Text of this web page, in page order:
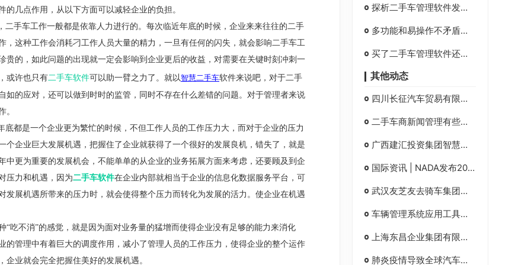
的几点作用，从以下方面可以减轻企业的负担。
手车工作一般都是依靠人力进行的。每次临近年底的时候，企业来来往往的二手
，这种工作会消耗刁工作人员大量的精力，一旦有任何的闪失，就会影响二手车工
贵的，如此问题的出现就一定会影响到企业更后的收益，对需要在关键时刻冲刺一
或许也只有二手车软件可以助一臂之力了。就以智慧二手车软件来说吧，对于二手
如的应对，还可以做到时时的监管，同时不存在什么差错的问题。对于管理者来说
。
都是一个企业更为繁忙的时候，不但工作人员的工作压力大，而对于企业的压力
个企业巨大发展机遇，把握住了企业就获得了一个很好的发展良机，错失了，就是
中更为重要的发展机会，不能单单的从企业的业务拓展方面来考虑，还要顾及到企
压力和机遇，因为二手车软件在企业内部就相当于企业的信息化数据服务平台，可
发展机遇所带来的压力时，就会使得整个压力而转化为发展的活力。使企业在机遇
“吃不消”的感觉，就是因为面对业务量的猛增而使得企业没有足够的能力来消化
的管理中有着巨大的调度作用，减小了管理人员的工作压力，使得企业的整个运作
业就会完全把握住美好的发展机遇。
探析二手车管理软件发展的下一个风口：AI人工智能技术
多功能和易操作不矛盾！二手车管理软件这样设计才合理
买了二手车管理软件还要请高手来操作？你可以有更好的选择
其他动态
四川长征汽车贸易有限公司智慧二手车数字化系统解决方案-方案分享
二手车商新闻管理有些什么功能？
广西建汇投资集团智慧二手车数字化系统解决方案-方案分享
国际资讯 | NADA发布2020年第二季度汽车销售分析
武汉友芝友去骑车集团有限公司智慧二手车数字化系统解决方案-方案分享
车辆管理系统应用工具解决什么问题-丰车
上海东昌企业集团有限公司智慧二手车数字化系统解决方案-方案分享
肺炎疫情导致全球汽车业陷入有史以来空前危机